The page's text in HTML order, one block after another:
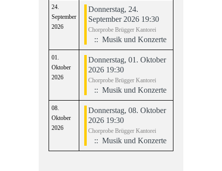
24.
September
2026
Donnerstag, 24.
September 2026 19:30
Chorprobe Brügger Kantorei
:: Musik und Konzerte
01.
Oktober
2026
Donnerstag, 01. Oktober
2026 19:30
Chorprobe Brügger Kantorei
:: Musik und Konzerte
08.
Oktober
2026
Donnerstag, 08. Oktober
2026 19:30
Chorprobe Brügger Kantorei
:: Musik und Konzerte